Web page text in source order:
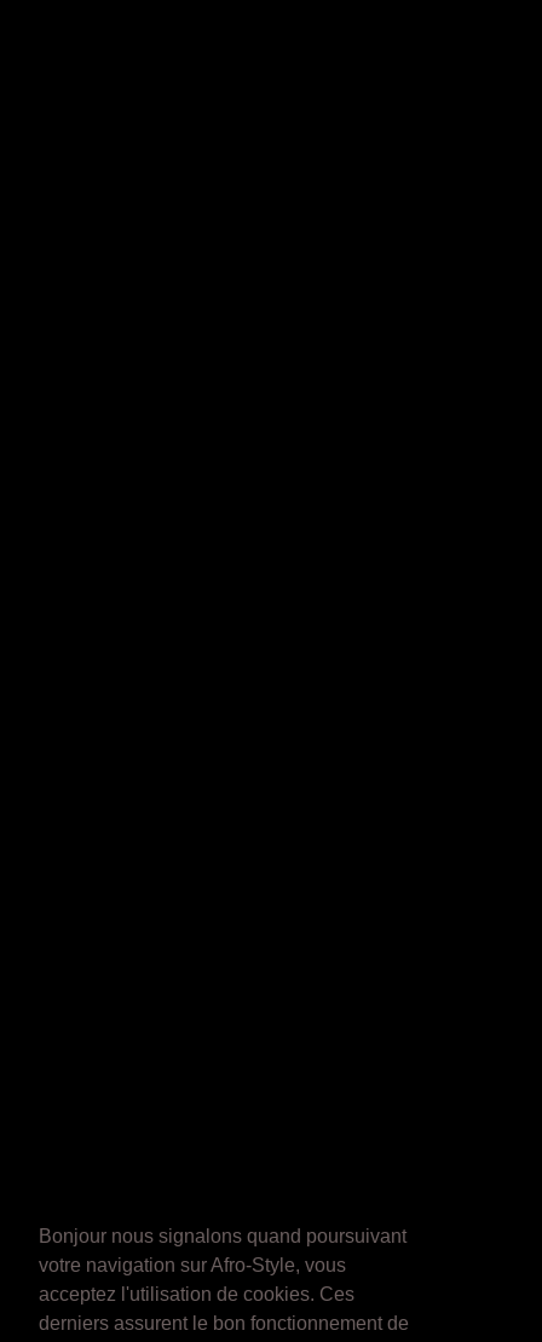
Bonjour nous signalons quand poursuivant
votre navigation sur Afro-Style, vous
acceptez l'utilisation de cookies. Ces
derniers assurent le bon fonctionnement de